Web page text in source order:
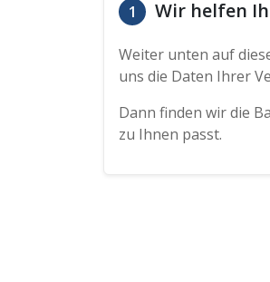
1 Wir helfen
Weiter unten auf
uns die Daten Ihrer
Dann finden wir die
zu Ihnen passt.